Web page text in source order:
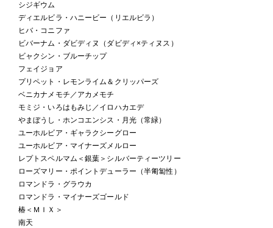
シジギウム
ディエルビラ・ハニービー（リエルビラ）
ヒバ・コニファ
ビバーナム・ダビディヌ（ダビディ×ティヌス）
ビャクシン・ブルーチップ
フェイジョア
プリペット・レモンライム＆クリッパーズ
ベニカナメモチ／アカメモチ
モミジ・いろはもみじ／イロハカエデ
やまぼうし・ホンコエンシス・月光（常緑）
ユーホルビア・ギャラクシーグロー
ユーホルビア・マイナーズメルロー
レプトスペルマム＜銀葉＞シルバーティーツリー
ローズマリー・ポイントデューラー（半匍匐性）
ロマンドラ・グラウカ
ロマンドラ・マイナーズゴールド
椿＜ＭＩＸ＞
南天